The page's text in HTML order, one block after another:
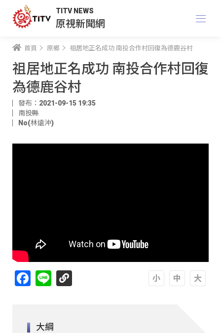
TITV NEWS
原視新聞網
首頁 原鄉 祖居地正名成功 南投合作村回復為德鹿谷村
祖居地正名成功 南投合作村回復
為德鹿谷村
發布：2021-09-15 19:35
南投縣
No(林遠沖)
Facebook
Line
大綱